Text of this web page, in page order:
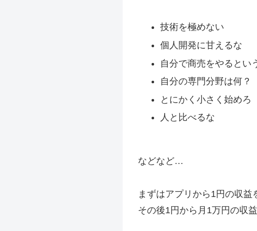
技術を極めない
個人開発に甘えるな
自分で商売をやるとい
自分の専門分野は何？
とにかく小さく始めろ
人と比べるな
などなど…
まずはアプリから1円の収益
その後1円から月1万円の収